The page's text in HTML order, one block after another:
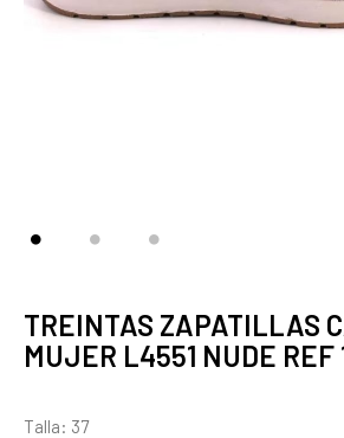
TREINTAS ZAPATILLAS
MUJER L4551 NUDE REF
Talla: 37